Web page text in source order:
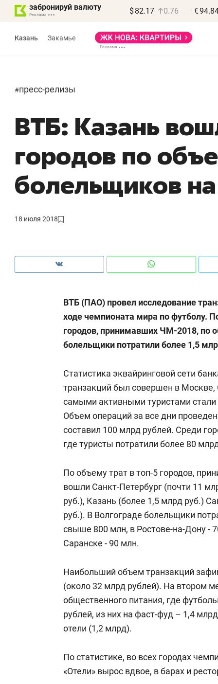
забронируй валюту $ 82.17 0.76 €
Казань Закамье
#пресс-релизы
ВТБ: Казань
городов по
болельщиков
18 июля 2018
ВТБ (ПАО) провел исследование
ходе чемпионата мира по футболу.
городов, принимавших ЧМ-2018, по
болельщики потратили более 1,5
Статистика эквайринговой сети
транзакций был совершен в Москве,
самыми активными туристами
Объем операций за все дни
составил 100 млрд рублей. Среди
где туристы потратили более 80
По объему трат в топ-5 городов,
вошли Санкт-Петербург (почти 11
руб.), Казань (более 1,5 млрд руб.)
руб.). В Волгограде болельщики
свыше 800 млн, в Ростове-на-Дону -
Саранске - 90 млн.
Наибольший объем транзакций
(около 32 млрд рублей). На втором
общественного питания, где
рублей, из них на фаст-фуд – 1,4
отели (1,2 млрд).
По статистике, во всех городах
«Отели» вырос вдвое, в барах и
Василь Мазитов
МАРТ
«Не зная местных
потерять минимум
полгода»
Рекомендуем
Как ГК «МИР ГРУПП» и ВТБ
создают оазис жилого
комфорта под Казанью
ID вместо